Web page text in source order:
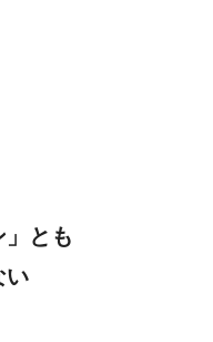
とも
い